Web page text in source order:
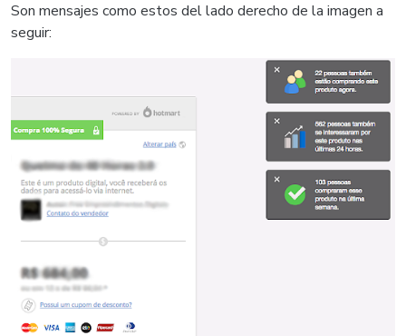
Son mensajes como estos del lado derecho de la imagen a
seguir: